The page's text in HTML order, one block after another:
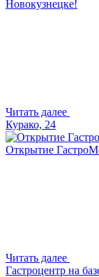
Новокузнецке!
Читать далее
Курако, 24
Открытие
Читать далее
Гастроцентр на